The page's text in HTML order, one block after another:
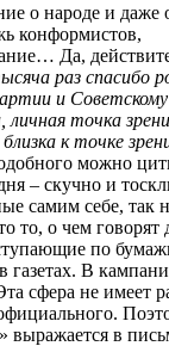
о народе и даже
конформистов,
Да,
раз спасибо
и
личная точка
близка к точке
можно
– скучно и
самим себе, так
то, о чем говорят
по
газетах. В
сфера не имеет
выражается в